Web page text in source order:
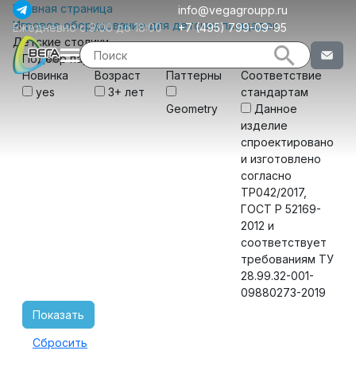
info@vegagroupp.ru
Ежедневно с 9:00 до 18:00
+7 (495) 799-09-95
Главная страница
Игровое оборудование для детских площадок
Детские столики
Подбор параметров
Новинка
yes
Возраст
3+ лет
Паттерны
Geometry
Соответствие
стандартам
Данное
изделие
спроектировано
и изготовлено
согласно
ТР042/2017,
ГОСТ Р 52169-
2012 и
соответствует
требованиям ТУ
28.99.32-001-
09880273-2019